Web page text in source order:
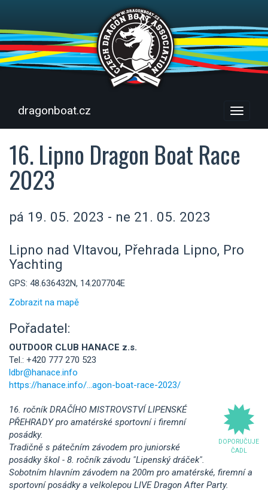
Menu
dragonboat.cz
16. Lipno Dragon Boat Race
2023
pá 19. 05. 2023 - ne 21. 05. 2023
Lipno nad Vltavou, Přehrada Lipno, Pro
Yachting
GPS: 48.636432N, 14.207704E
Zobrazit na mapě
Pořadatel:
OUTDOOR CLUB HANACE z.s.
Tel.: +420 777 270 523
ldbr@hanace.info
https://hanace.info/...agon-boat-race-2023/
DOPORUČUJE
ČADL
16. ročník DRAČÍHO MISTROVSTVÍ LIPENSKÉ
PŘEHRADY pro amatérské sportovní i firemní
posádky.
Tradičně s pátečním závodem pro juniorské
posádky škol - 8. ročník závodu "Lipenský dráček".
Sobotním hlavním závodem na 200m pro amatérské, firemní a
sportovní posádky a velkolepou LIVE Dragon After Party.